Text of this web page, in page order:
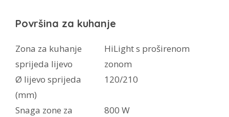
Površina za kuhanje
Zona za kuhanje
sprijeda lijevo
HiLight s proširenom
zonom
Ø lijevo sprijeda
(mm)
120/210
Snaga zone za
800 W